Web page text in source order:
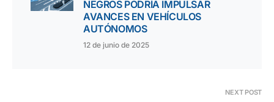
NEGROS PODRÍA IMPULSAR
AVANCES EN VEHÍCULOS
AUTÓNOMOS
12 de junio de 2025
NEXT POST